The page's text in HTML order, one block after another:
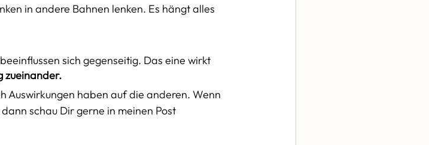
in andere Bahnen lenken. Es hängt alles
beeinflussen sich gegenseitig. Das eine wirkt
zueinander.
Auswirkungen haben auf die anderen. Wenn
dann schau Dir gerne in meinen Post